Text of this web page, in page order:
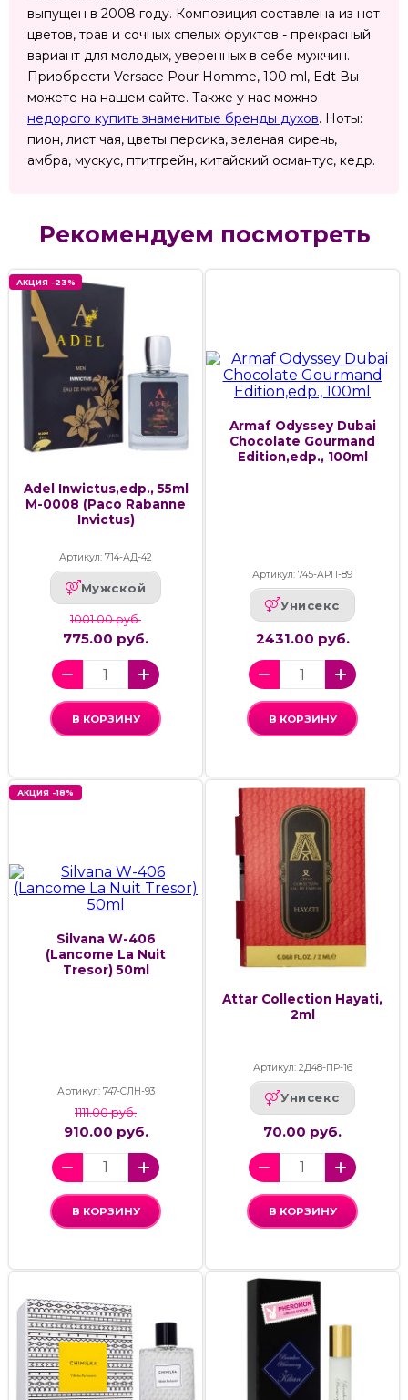
выпущен в 2008 году. Композиция составлена из нот
цветов, трав и сочных спелых фруктов - прекрасный
вариант для молодых, уверенных в себе мужчин.
Приобрести Versace Pour Homme, 100 ml, Edt Вы
можете на нашем сайте. Также у нас можно
недорого купить знаменитые бренды духов. Ноты:
пион, лист чая, цветы персика, зеленая сирень,
амбра, мускус, птитгрейн, китайский османтус, кедр.
Рекомендуем посмотреть
АКЦИЯ -23%
Adel Inwictus,edp., 55ml
M-0008 (Paco Rabanne
Invictus)
Артикул: 714-АД-42
Мужской
1001.00 руб.
775.00 руб.
В КОРЗИНУ
Armaf Odyssey Dubai
Chocolate Gourmand
Edition,edp., 100ml
Артикул: 745-АРП-89
Унисекс
2431.00 руб.
В КОРЗИНУ
АКЦИЯ -18%
Silvana W-406
(Lancome La Nuit
Tresor) 50ml
Артикул: 747-СЛН-93
1111.00 руб.
910.00 руб.
В КОРЗИНУ
Attar Collection Hayati,
2ml
Артикул: 2Д48-ПР-16
Унисекс
70.00 руб.
В КОРЗИНУ